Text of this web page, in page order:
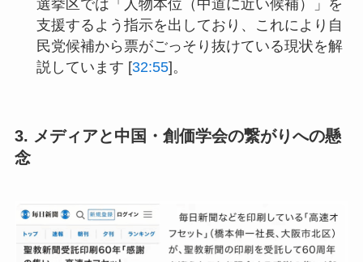
選挙区では「人物本位（中道に近い候補）」を
支援するよう指示を出しており、これにより自
民党候補から票がごっそり抜けている現状を解
説しています [32:55]。
3. メディアと中国・創価学会の繋がりへの懸
念